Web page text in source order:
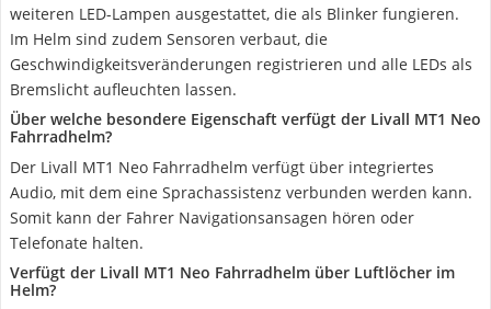
weiteren LED-Lampen ausgestattet, die als Blinker fungieren.
Im Helm sind zudem Sensoren verbaut, die
Geschwindigkeitsveränderungen registrieren und alle LEDs als
Bremslicht aufleuchten lassen.
Über welche besondere Eigenschaft verfügt der Livall MT1 Neo
Fahrradhelm?
Der Livall MT1 Neo Fahrradhelm verfügt über integriertes
Audio, mit dem eine Sprachassistenz verbunden werden kann.
Somit kann der Fahrer Navigationsansagen hören oder
Telefonate halten.
Verfügt der Livall MT1 Neo Fahrradhelm über Luftlöcher im
Helm?